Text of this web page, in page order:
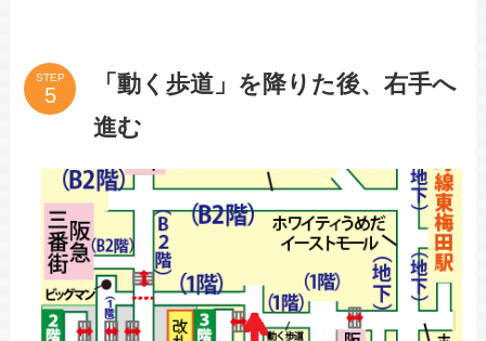
STEP
「動く歩道」を降りた後、右手へ
進む